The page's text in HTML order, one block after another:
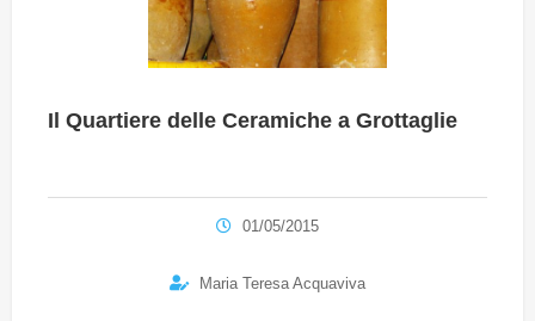
Il Quartiere delle Ceramiche a Grottaglie
01/05/2015
Maria Teresa Acquaviva